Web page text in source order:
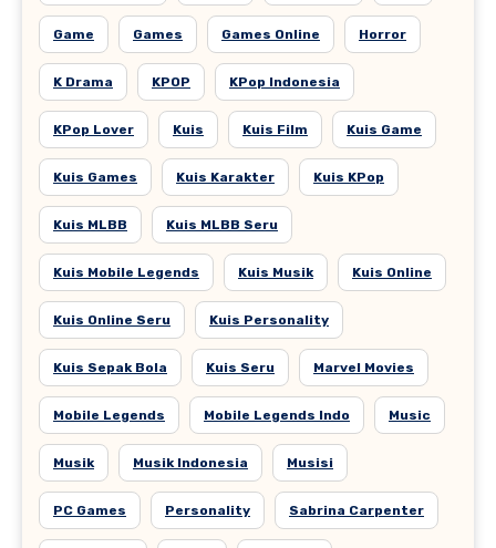
Game Games Games Online Horror
K Drama KPOP KPop Indonesia
KPop Lover Kuis Kuis Film Kuis Game
Kuis Games Kuis Karakter Kuis KPop
Kuis MLBB Kuis MLBB Seru
Kuis Mobile Legends Kuis Musik Kuis Online
Kuis Online Seru Kuis Personality
Kuis Sepak Bola Kuis Seru Marvel Movies
Mobile Legends Mobile Legends Indo Music
Musik Musik Indonesia Musisi
PC Games Personality Sabrina Carpenter